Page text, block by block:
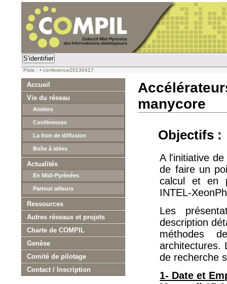
S'identifier
Piste : • conference20130417
Accueil
Vie du réseau
Ateliers
Conférences
La liste de diffusion
Boîte à idées
Actualités
En Midi-Pyrénées
Partout ailleurs
Ressources
Autres réseaux et projets
Charte de COMPIL
Genèse
Comité de pilotage
Contact / Inscription
manycore
Objectifs :
A l'initiative
de faire un
calcul et en
INTEL-
Les
description
méthodes
architectures.
de recherche
1- Date et